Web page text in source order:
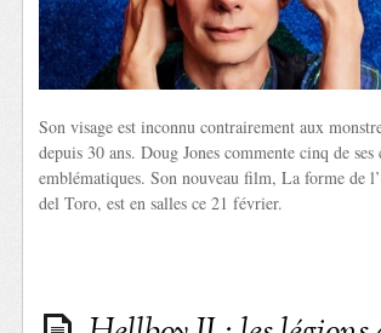
Son visage est inconnu contrairement aux
depuis 30 ans. Doug Jones commente cinq de
emblématiques. Son nouveau film, La forme de
del Toro, est en salles ce 21 février.